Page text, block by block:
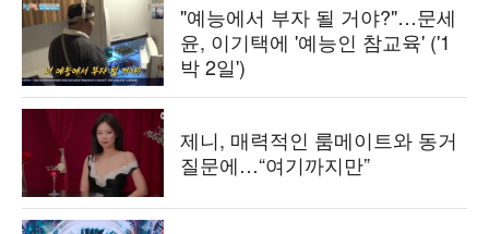
"예능에서 부자 될 거야?"…문세
윤, 이기택에 '예능인 참교육' ('1
박 2일')
제니, 매력적인 룸메이트와 동거
질문에…“여기까지만”